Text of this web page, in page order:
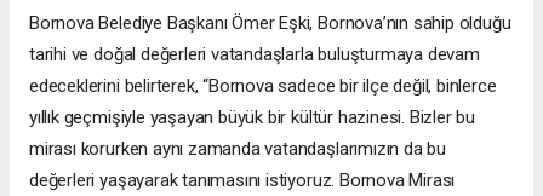
Bornova Belediye Başkanı Ömer Eşki, Bornova’nın sahip olduğu
tarihi ve doğal değerleri vatandaşlarla buluşturmaya devam
edeceklerini belirterek, “Bornova sadece bir ilçe değil, binlerce
yıllık geçmişiyle yaşayan büyük bir kültür hazinesi. Bizler bu
mirası korurken aynı zamanda vatandaşlarımızın da bu
değerleri yaşayarak tanımasını istiyoruz. Bornova Mirası